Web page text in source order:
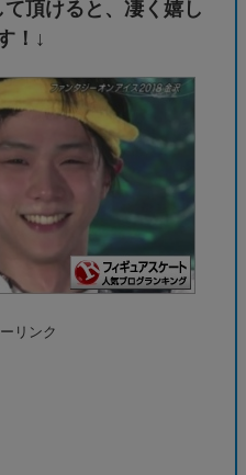
頂けると、凄く嬉し
！↓
リンク